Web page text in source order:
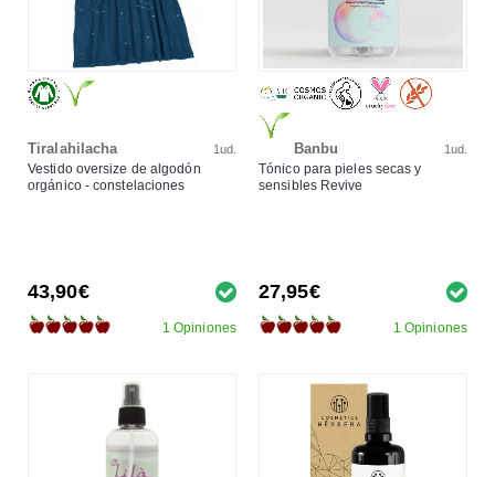
Tiralahilacha 1ud.
Vestido oversize de algodón
orgánico - constelaciones
43,90€
1 Opiniones
Banbu 1ud.
Tónico para pieles secas y
sensibles Revive
27,95€
1 Opiniones